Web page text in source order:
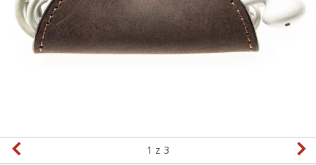
1 z 3